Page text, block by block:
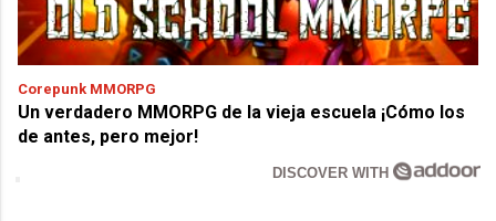
Corepunk MMORPG
Un verdadero MMORPG de la vieja escuela ¡Cómo los
de antes, pero mejor!
DISCOVER WITH